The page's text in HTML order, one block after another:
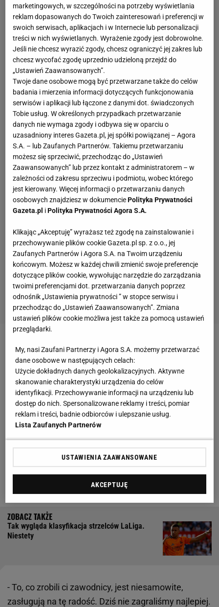
Zobacz wideo Jakub Kosecki był na trybunie kibiców
Polonii?! "W Warszawie tylko Legia!"
Koniec meczu, a Joan Laporta ruszył do Flicka
- To nasza pierwsza porażka ligowa w tym roku,
gratulacje dla Villarrealu, ale jesteśmy mistrzami
Hiszpanii. Jestem zadowolony z bramki, ale
najważniejsze jest nasz mistrzowski tytuł -
powiedział po spotkaniu Fermin Lopez, pomocnik FC
Tak wygląda klasyfikacja strzelców LaLiga.
Niestety
- To, co zrobili ci zawodnicy, jest niesamowite,
zasługują na tę radość. Dziś nie zagraliśmy najlepiej.
marketingowych, w szczególności na potrzeby wyświetlania
reklam dopasowanych do Twoich zainteresowań i preferencji w
swoich serwisach, aplikacjach i w Internecie lub personalizacji
treści w nich wyświetlanych. Wyrażenie zgody jest dobrowolne.
Jeśli nie chcesz wyrazić zgody, chcesz ograniczyć jej zakres lub
chcesz wycofać zgodę uprzednio udzieloną przejdź do
„Ustawień Zaawansowanych”.
Twoje dane osobowe mogą być przetwarzane także do celów
badania i mierzenia informacji dotyczących funkcjonowania
serwisów i aplikacji lub łączone z danymi dot. świadczonych
Tobie usług. W określonych przypadkach przetwarzanie
danych nie wymaga zgody i odbywa się w oparciu o
uzasadniony interes Gazeta.pl, jej spółki powiązanej – Agora
S.A. – lub Zaufanych Partnerów. Takiemu przetwarzaniu
możesz się sprzeciwić, przechodząc do „Ustawień
Zaawansowanych” lub przez kontakt z administratorem – w
zależności od zakresu sprzeciwu i podmiotu, wobec którego
jest kierowany. Więcej informacji o przetwarzaniu danych
osobowych znajdziesz w dokumenciePolityka Prywatności
Gazeta.pl iPolityka Prywatności Agora S.A.
Klikając „Akceptuję” wyrażasz też zgodę na zainstalowanie i
przechowywanie plików cookie Gazeta.pl sp. z o.o., jej
Zaufanych Partnerów i Agora S.A. na Twoim urządzeniu
końcowym. Możesz w każdej chwili zmienić swoje preferencje
dotyczące plików cookie, wywołując narzędzie do zarządzania
twoimi preferencjami dot. przetwarzania danych poprzez
odnośnik „Ustawienia prywatności ” w stopce serwisu i
przechodząc do „Ustawień Zaawansowanych”. Zmiana
ustawień plików cookie możliwa jest także za pomocą ustawień
przeglądarki.
My, nasi Zaufani Partnerzy i Agora S.A. możemy przetwarzać
dane osobowe w następujących celach:
Użycie dokładnych danych geolokalizacyjnych. Aktywne
skanowanie charakterystyki urządzenia do celów
identyfikacji. Przechowywanie informacji na urządzeniu lub
dostęp do nich. Spersonalizowane reklamy i treści, pomiar
reklam i treści, badnie odbiorców i ulepszanie usług.
Lista Zaufanych Partnerów
USTAWIENIA ZAAWANSOWANE
AKCEPTUJĘ